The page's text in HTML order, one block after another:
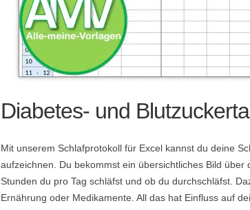
Diabetes- und
Mit unserem Schlafprotokoll für Excel kannst du deine
aufzeichnen. Du bekommst ein übersichtliches Bild über
Stunden du pro Tag schläfst und ob du durchschläfst.
Ernährung oder Medikamente. All das hat Einfluss auf